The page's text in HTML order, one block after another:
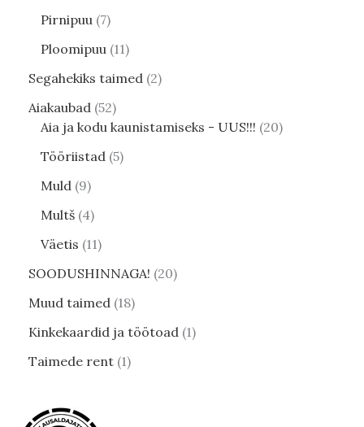
Pirnipuu 7
Ploomipuu 11
Segahekiks taimed 2
Aiakaubad 52
Aia ja kodu kaunistamiseks - UUS!!! 20
Tööriistad 5
Muld 9
Multš 4
Väetis 11
SOODUSHINNAGA! 20
Muud taimed 18
Kinkekaardid ja töötoad 1
Taimede rent 1